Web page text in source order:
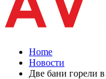
Home
Новости
Две бани горели